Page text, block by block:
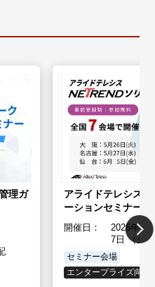
理ガ
アライドテレシス
ーションセミナー
開催日：
2026年5
7日 （火）
セミナー会場
エンタープライズ向け